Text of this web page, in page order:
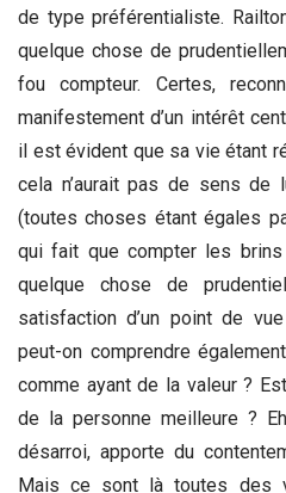
de type préférentialiste.
quelque chose de
fou compteur. Certes,
manifestement d’un intérêt
il est évident que sa vie étant
cela n’aurait pas de sens de
(toutes choses étant égales
qui fait que compter les
quelque chose de
satisfaction d’un point de
peut-on comprendre
comme ayant de la valeur ?
de la personne meilleure ?
désarroi, apporte du
Mais ce sont là toutes des